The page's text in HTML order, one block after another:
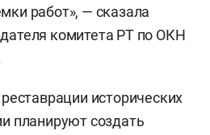
работ», — сказала
комитета РТ по ОКН
исторических
планируют создать